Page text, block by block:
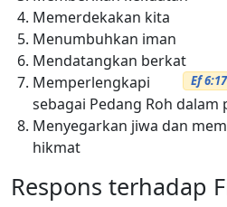
Memerdekakan kita
Menumbuhkan iman
Mendatangkan berkat
Ef 6:17
Memperlengkapi
sebagai Pedang Roh
Menyegarkan jiwa dan
hikmat
Respons terhadap